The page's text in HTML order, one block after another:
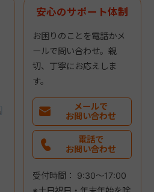
安心のサポート体制
お困りのことを電話かメ
ールで問い合わせ。親
切、丁寧にお応えしま
す。
メールで
お問い合わせ
電話で
お問い合わせ
受付時間： 9:30～17:00